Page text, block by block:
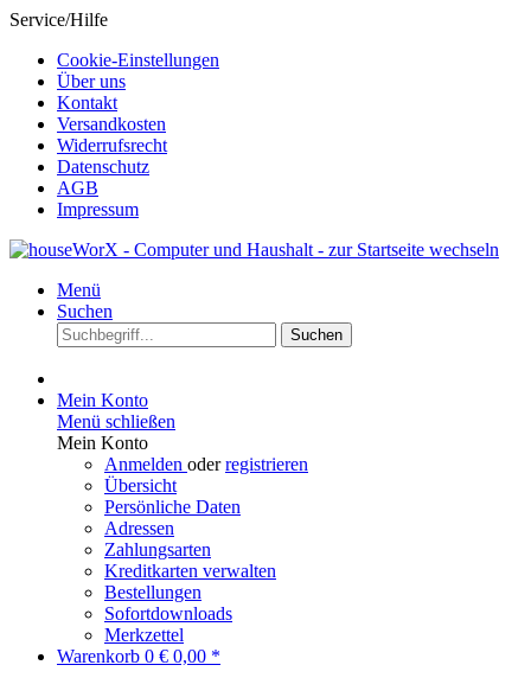
Service/Hilfe
Cookie-Einstellungen
Über uns
Kontakt
Versandkosten
Widerrufsrecht
Datenschutz
AGB
Impressum
Menü
Suchen
Suchen
Mein Konto
Menü schließen
Mein Konto
Anmelden oderregistrieren
Übersicht
Persönliche Daten
Adressen
Zahlungsarten
Kreditkarten verwalten
Bestellungen
Sofortdownloads
Merkzettel
Warenkorb 0 € 0,00 *